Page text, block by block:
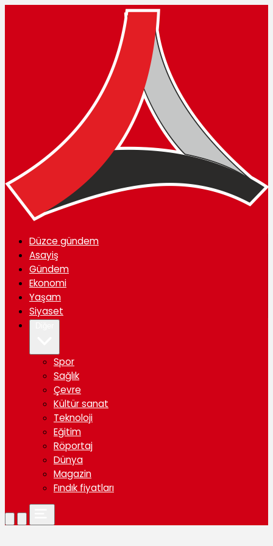
Düzce gündem
Asayiş
Gündem
Ekonomi
Yaşam
Siyaset
Spor
Sağlık
Çevre
Kültür sanat
Teknoloji
Eğitim
Röportaj
Dünya
Magazin
Fındık fiyatları